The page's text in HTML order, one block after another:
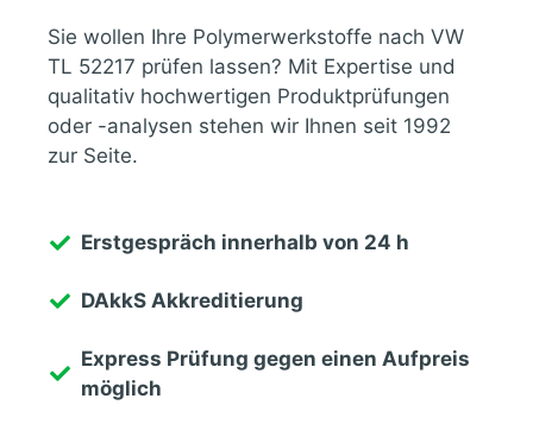
Sie wollen Ihre Polymerwerkstoffe nach VW
TL 52217 prüfen lassen? Mit Expertise und
qualitativ hochwertigen Produktprüfungen
oder -analysen stehen wir Ihnen seit 1992
zur Seite.
Erstgespräch innerhalb von 24 h
DAkkS Akkreditierung
Express Prüfung gegen einen Aufpreis
möglich